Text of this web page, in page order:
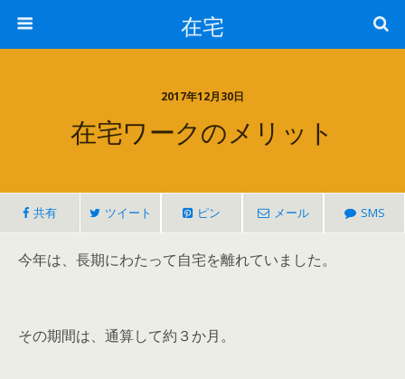
在宅
2017年12月30日
在宅ワークのメリット
共有 ツイート ピン メール SMS
今年は、長期にわたって自宅を離れていました。
その期間は、通算して約３か月。